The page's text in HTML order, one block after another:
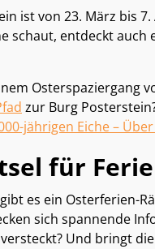
ist von 23. März bis
schaut, entdeckt auch
Osterspaziergang
zur Burg
jährigen Eiche –
für
es ein Osterferien-
sich spannende
Und bringt